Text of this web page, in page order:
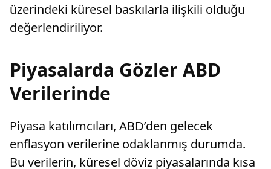
üzerindeki küresel baskılarla ilişkili olduğu
değerlendiriliyor.
Piyasalarda Gözler ABD
Verilerinde
Piyasa katılımcıları, ABD’den gelecek
enflasyon verilerine odaklanmış durumda.
Bu verilerin, küresel döviz piyasalarında kısa